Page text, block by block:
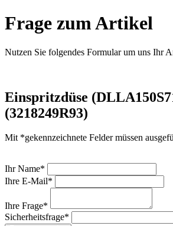
Frage zum Artikel
Nutzen Sie folgendes Formular um uns Ihr
Einspritzdüse
(3218249R93)
Mit *gekennzeichnete Felder müssen
Ihr Name*
Ihre E-Mail*
Ihre Frage*
Sicherheitsfrage*